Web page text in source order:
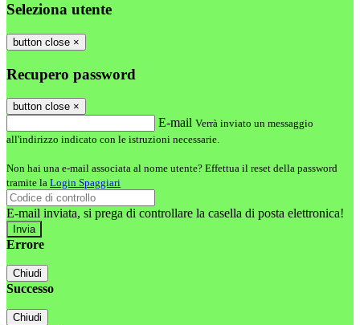
Seleziona utente
button close ×
Recupero password
button close ×
E-mail Verrà inviato un messaggio
all'indirizzo indicato con le istruzioni necessarie.
Non hai una e-mail associata al nome utente? Effettua il reset della password
tramite la Login Spaggiari
E-mail inviata, si prega di controllare la casella di posta elettronica!
Errore
Chiudi
Successo
Chiudi